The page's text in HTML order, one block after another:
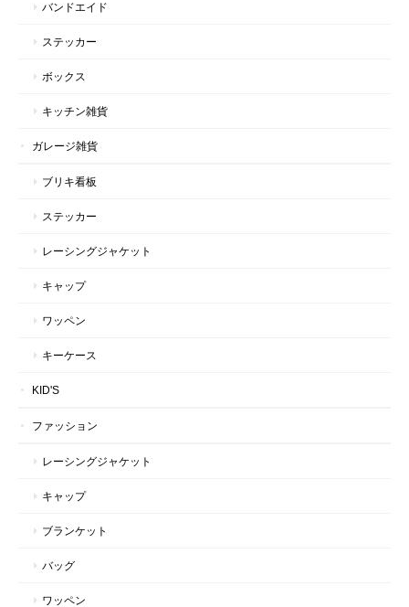
バンドエイド
ステッカー
ボックス
キッチン雑貨
ガレージ雑貨
ブリキ看板
ステッカー
レーシングジャケット
キャップ
ワッペン
キーケース
KID'S
ファッション
レーシングジャケット
キャップ
ブランケット
バッグ
ワッペン